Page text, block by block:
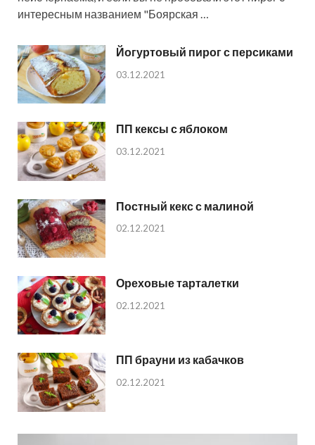
интересным названием "Боярская …
Йогуртовый пирог с персиками
03.12.2021
ПП кексы с яблоком
03.12.2021
Постный кекс с малиной
02.12.2021
Ореховые тарталетки
02.12.2021
ПП брауни из кабачков
02.12.2021